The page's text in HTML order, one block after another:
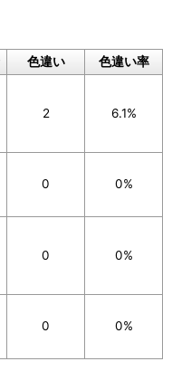
するため、上記の
をお願いします。
方 – グローバル」イベ
土) 10時00分～2024
した5kmタマゴが対
ら孵化したポケモン
色違い 色違い率
2 6.1%
0 0%
0 0%
0 0%